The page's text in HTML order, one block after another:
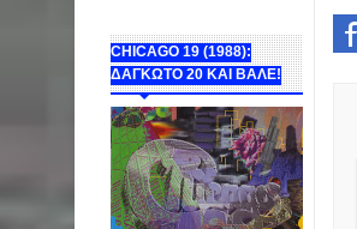
CHICAGO 19 (1988):
ΔΑΓΚΩΤΟ 20 ΚΑΙ ΒΑΛΕ!